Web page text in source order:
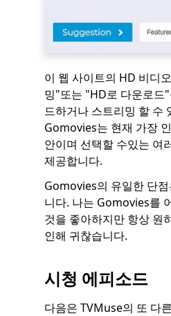
이 웹 사이트의 HD 비디
밍"또는 "HD로 다운로드
드하거나 스트리밍 할 수
Gomovies는 현재 가장
안이며 선택할 수있는 여
제공합니다.
Gomovies의 유일한 단
니다. 나는 Gomovies를
것을 좋아하지만 항상 원
인해 귀찮습니다.
시청 에피소드
다음은 TVMuse의 또 다